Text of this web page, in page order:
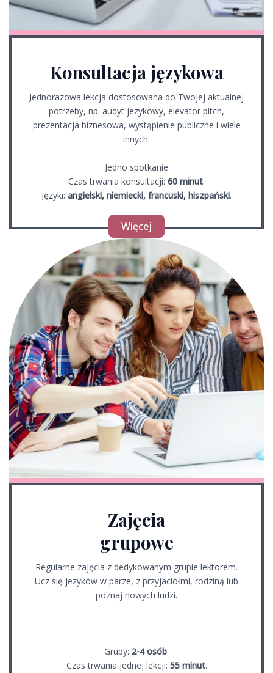
Konsultacja językowa
Jednorazowa lekcja dostosowana do Twojej aktualnej
potrzeby, np. audyt jezykowy, elevator pitch,
prezentacja biznesowa, wystąpienie publiczne i wiele
innych.
Jedno spotkanie
Czas trwania konsultacji: 60 minut.
Języki: angielski, niemiecki, francuski, hiszpański.
Więcej
Zajęcia
grupowe
Regularne zajęcia z dedykowanym grupie lektorem.
Ucz się jezyków w parze, z przyjaciółmi, rodziną lub
poznaj nowych ludzi.
Grupy: 2-4 osób.
Czas trwania jednej lekcji: 55 minut.